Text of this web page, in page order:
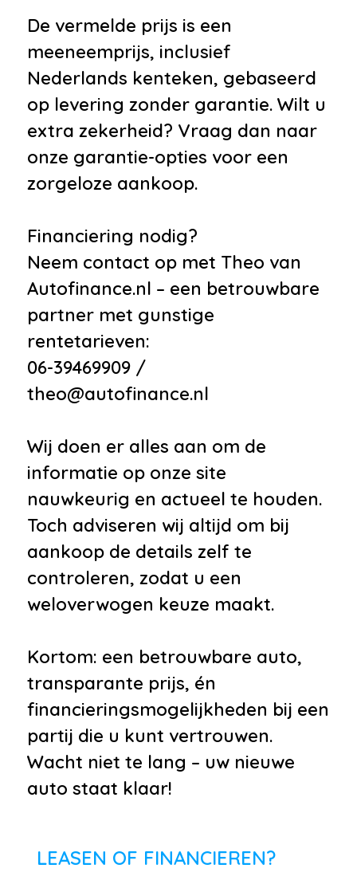
De vermelde prijs is een
meeneemprijs, inclusief
Nederlands kenteken, gebaseerd
op levering zonder garantie. Wilt u
extra zekerheid? Vraag dan naar
onze garantie-opties voor een
zorgeloze aankoop.
Financiering nodig?
Neem contact op met Theo van
Autofinance.nl – een betrouwbare
partner met gunstige
rentetarieven:
06-39469909 /
theo@autofinance.nl
Wij doen er alles aan om de
informatie op onze site
nauwkeurig en actueel te houden.
Toch adviseren wij altijd om bij
aankoop de details zelf te
controleren, zodat u een
weloverwogen keuze maakt.
Kortom: een betrouwbare auto,
transparante prijs, én
financieringsmogelijkheden bij een
partij die u kunt vertrouwen.
Wacht niet te lang – uw nieuwe
auto staat klaar!
LEASEN OF FINANCIEREN?